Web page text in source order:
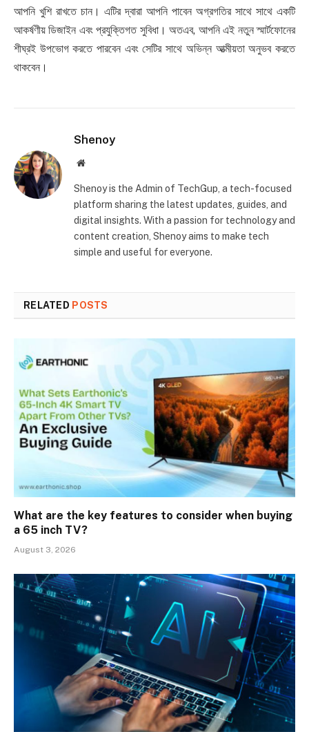
আপনি খুশি রাখতে চান। এটির দ্বারা আপনি পাবেন অগ্রগতির সাথে সাথে একটি
আকর্ষণীয় ডিজাইন এবং প্রযুক্তিগত সুবিধা। অতএব, আপনি এই নতুন স্মার্টফোনের
শীঘ্রই উপভোগ করতে পারবেন এবং সেটির সাথে অভিন্ন আত্মীয়তা অনুভব করতে
থাকবেন।
Shenoy
Website
Shenoy is the Admin of TechGup, a tech-focused
platform sharing the latest updates, guides, and
digital insights. With a passion for technology and
content creation, Shenoy aims to make tech
simple and useful for everyone.
RELATED POSTS
What are the key features to consider when buying
a 65 inch TV?
August 3, 2026